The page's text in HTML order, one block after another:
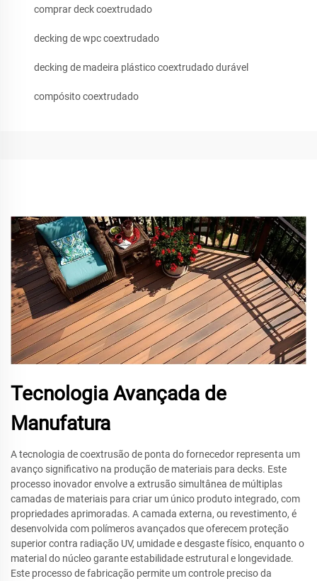
comprar deck coextrudado
decking de wpc coextrudado
decking de madeira plástico coextrudado durável
compósito coextrudado
Tecnologia Avançada de
Manufatura
A tecnologia de coextrusão de ponta do fornecedor representa um
avanço significativo na produção de materiais para decks. Este
processo inovador envolve a extrusão simultânea de múltiplas
camadas de materiais para criar um único produto integrado, com
propriedades aprimoradas. A camada externa, ou revestimento, é
desenvolvida com polímeros avançados que oferecem proteção
superior contra radiação UV, umidade e desgaste físico, enquanto o
material do núcleo garante estabilidade estrutural e longevidade.
Este processo de fabricação permite um controle preciso da